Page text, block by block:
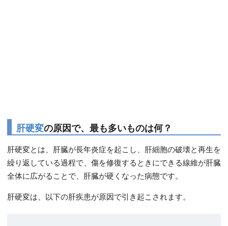
肝硬変の原因で、最も多いものは何？
肝硬変とは、肝臓が長年炎症を起こし、肝細胞の破壊と再生を
繰り返している過程で、傷を修復するときにできる線維が肝臓
全体に広がることで、肝臓が硬くなった病態です。
肝硬変は、以下の肝疾患が原因で引き起こされます。